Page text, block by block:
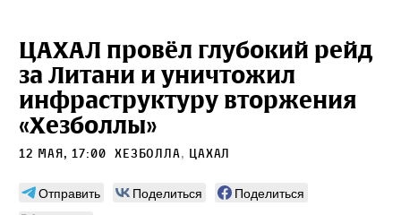
ЦАХАЛ провёл глубокий рейд
за Литани и уничтожил
инфраструктуру вторжения
«Хезболлы»
12 мая, 17:00 Хезболла, ЦАХАЛ
Отправить Поделиться
Поделиться